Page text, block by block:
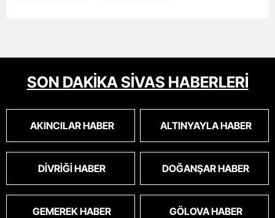
SON DAKİKA SİVAS HABERLERİ
AKINCILAR HABER ALTINYAYLA HABER
DIVRIĞI HABER DOĞANŞAR HABER
GEMEREK HABER GÖLOVA HABER